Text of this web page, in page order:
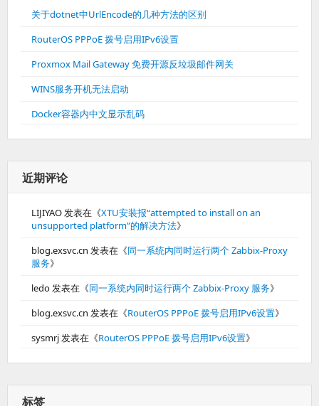
关于dotnet中UrlEncode的几种方法的区别
RouterOS PPPoE 拨号启用IPv6设置
Proxmox Mail Gateway 免费开源反垃圾邮件网关
WINS服务开机无法启动
Docker容器内中文显示乱码
近期评论
LIJIYAO发表在《XTU安装报“attempted to install on an
unsupported platform”的解决方法》
blog.exsvc.cn 发表在《同一系统内同时运行两个 Zabbix-Proxy
服务》
ledo发表在《同一系统内同时运行两个 Zabbix-Proxy 服务》
blog.exsvc.cn 发表在《RouterOS PPPoE 拨号启用IPv6设置》
sysmrj发表在《RouterOS PPPoE 拨号启用IPv6设置》
标签